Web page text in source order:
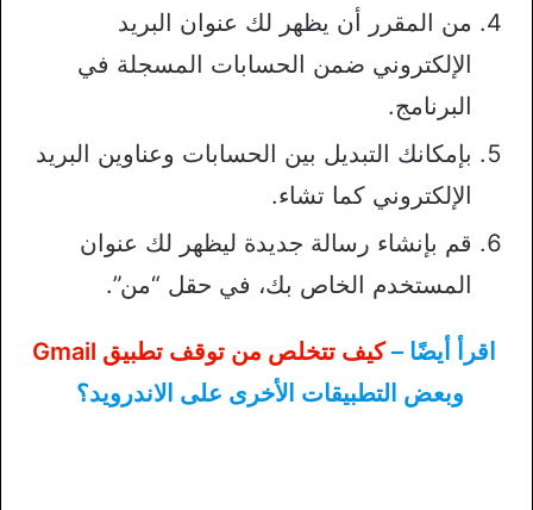
من المقرر أن يظهر لك عنوان البريد
الإلكتروني ضمن الحسابات المسجلة في
البرنامج.
بإمكانك التبديل بين الحسابات وعناوين البريد
الإلكتروني كما تشاء.
قم بإنشاء رسالة جديدة ليظهر لك عنوان
المستخدم الخاص بك، في حقل “من”.
اقرأ أيضًا –كيف تتخلص من توقف تطبيق Gmail
وبعض التطبيقات الأخرى على الاندرويد؟